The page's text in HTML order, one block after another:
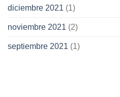
diciembre 2021 (1)
noviembre 2021 (2)
septiembre 2021 (1)